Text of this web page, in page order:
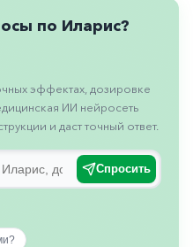
по Иларис?
эффектах, дозировке
ИИ нейросеть
и даст точный ответ.
Спросить